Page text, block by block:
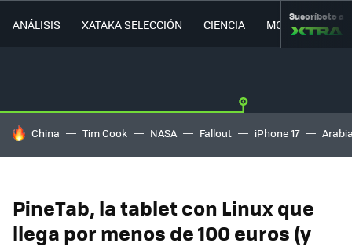
ANÁLISIS XATAKA SELECCIÓN CIENCIA MOVILIDAD
Suscríbete a
HOY SE HABLA DE
China Tim Cook NASA Fallout iPhone 17
PineTab, la tablet con Linux que
llega por menos de 100 euros (y